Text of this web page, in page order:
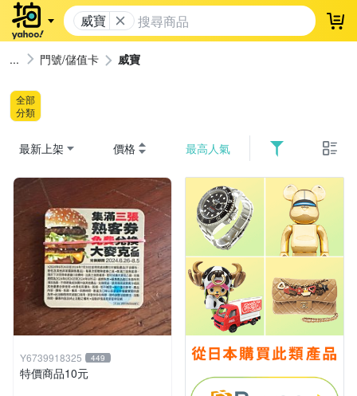
威寶 登
門號/儲值卡 威寶
全部
分類
最新上架 價格 最高人氣
Y6739918325 449
特價商品10元